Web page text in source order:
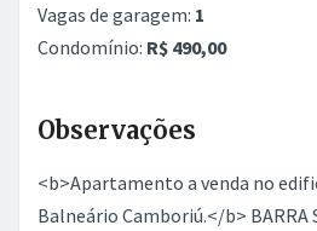
Vagas de garagem: 1
Condomínio: R$ 490,00
Observações
<b>Apartamento a venda no
Balneário Camboriú.</b> BARRA